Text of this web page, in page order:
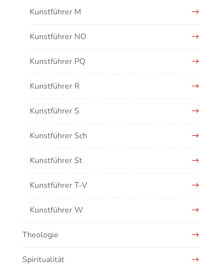
Kunstführer M
Kunstführer NO
Kunstführer PQ
Kunstführer R
Kunstführer S
Kunstführer Sch
Kunstführer St
Kunstführer T-V
Kunstführer W
Kunstführer XYZ
Theologie
Spiritualität